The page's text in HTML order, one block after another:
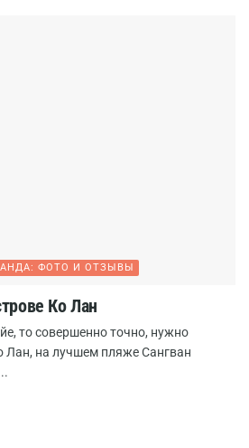
ФОТО И ОТЗЫВЫ
Ко Лан
то совершенно точно, нужно
Лан, на лучшем пляже Сангван